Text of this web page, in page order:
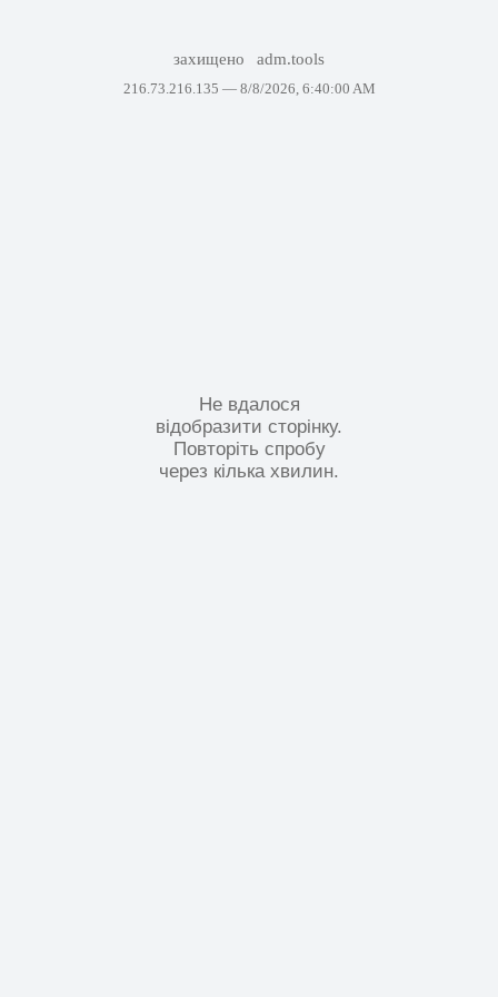
захищено adm.tools
216.73.216.135 — 8/8/2026, 6:40:00 AM
Не вдалося
відобразити сторінку.
Повторіть спробу
через кілька хвилин.